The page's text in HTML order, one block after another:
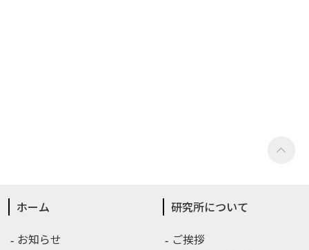
ホーム
お知らせ
研究所について
ご挨拶